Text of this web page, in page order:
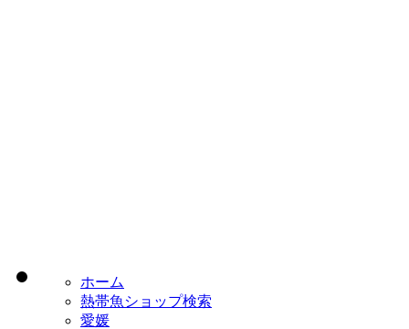
ホーム
熱帯魚ショップ検索
愛媛